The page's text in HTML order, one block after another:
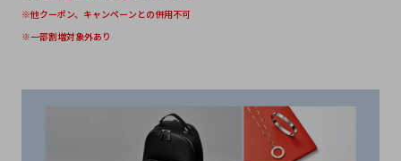
※他クーポン、キャンペーンとの併用不可
※一部割増対象外あり